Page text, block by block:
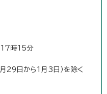
17時15分
29日から1月3日）を除く